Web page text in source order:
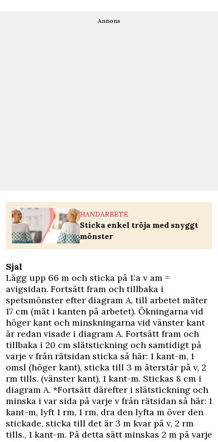
Annons
HANDARBETE
Sticka enkel tröja med snyggt
mönster
Sjal
Lägg upp 66 m och sticka på 1:a v am =
avigsidan. Fortsätt fram och tillbaka i
spetsmönster efter diagram A, till arbetet mäter
17 cm (mät i kanten på arbetet). Ökningarna vid
höger kant och minskningarna vid vänster kant
är redan visade i diagram A. Fortsätt fram och
tillbaka i 20 cm slätstickning och samtidigt på
varje v från rätsidan sticka så här: 1 kant-m, 1
omsl (höger kant), sticka till 3 m återstår på v, 2
rm tills. (vänster kant), 1 kant-m. Stickas 8 cm i
diagram A. *Fortsätt därefter i slätstickning och
minska i var sida på varje v från rätsidan så här: 1
kant-m, lyft 1 rm, 1 rm, dra den lyfta m över den
stickade, sticka till det är 3 m kvar på v, 2 rm
tills., 1 kant-m. På detta sätt minskas 2 m på varje